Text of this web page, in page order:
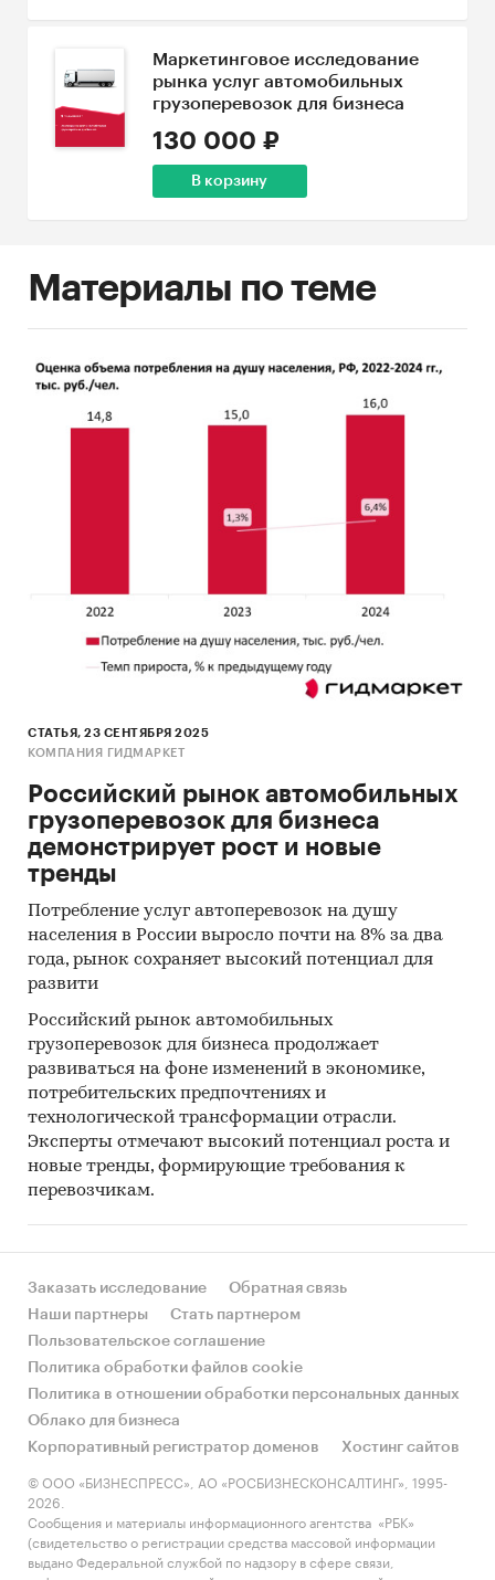
Маркетинговое исследование
рынка услуг автомобильных
грузоперевозок для бизнеса
130 000 ₽
В корзину
Материалы по теме
СТАТЬЯ, 23 СЕНТЯБРЯ 2025
КОМПАНИЯ ГИДМАРКЕТ
Российский рынок автомобильных
грузоперевозок для бизнеса
демонстрирует рост и новые
тренды
Потребление услуг автоперевозок на душу
населения в России выросло почти на 8% за два
года, рынок сохраняет высокий потенциал для
развити
Российский рынок автомобильных
грузоперевозок для бизнеса продолжает
развиваться на фоне изменений в экономике,
потребительских предпочтениях и
технологической трансформации отрасли.
Эксперты отмечают высокий потенциал роста и
новые тренды, формирующие требования к
перевозчикам.
Заказать исследование
Обратная связь
Наши партнеры
Стать партнером
Пользовательское соглашение
Политика обработки файлов cookie
Политика в отношении обработки персональных данных
Облако для бизнеса
Корпоративный регистратор доменов
Хостинг сайтов
© ООО «БИЗНЕСПРЕСС», АО «РОСБИЗНЕСКОНСАЛТИНГ», 1995-
2026.
Сообщения и материалы информационного агентства «РБК»
(свидетельство о регистрации средства массовой информации
выдано Федеральной службой по надзору в сфере связи,